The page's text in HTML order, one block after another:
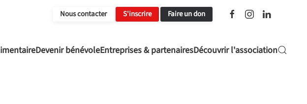
Nous contacter S'inscrire Faire un don
Devenir bénévoleEntreprises & partenairesDécouvrir l'association